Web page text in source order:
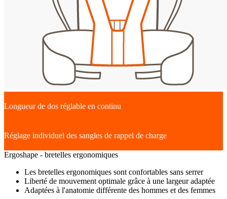
Longueur de dos réglable en continu
Réglage individuel des sangles de rappel de charge
Ergoshape - bretelles ergonomiques
Les bretelles ergonomiques sont confortables sans serrer
Liberté de mouvement optimale grâce à une largeur adaptée
Adaptées à l'anatomie différente des hommes et des femmes